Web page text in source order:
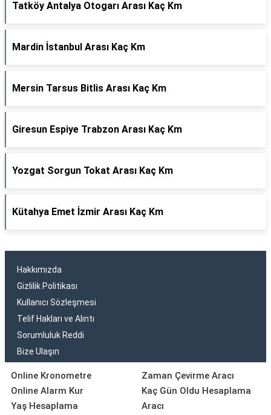
Tatköy Antalya Otogarı Arası Kaç Km
Mardin İstanbul Arası Kaç Km
Mersin Tarsus Bitlis Arası Kaç Km
Giresun Espiye Trabzon Arası Kaç Km
Yozgat Sorgun Tokat Arası Kaç Km
Kütahya Emet İzmir Arası Kaç Km
Hakkımızda
Gizlilik Politikası
Kullanıcı Sözleşmesi
Telif Hakları ve Alıntı
Sorumluluk Reddi
Bize Ulaşın
Online Kronometre
Online Alarm Kur
Yaş Hesaplama
Zaman Çevirme Aracı
Kaç Gün Oldu Hesaplama
Aracı